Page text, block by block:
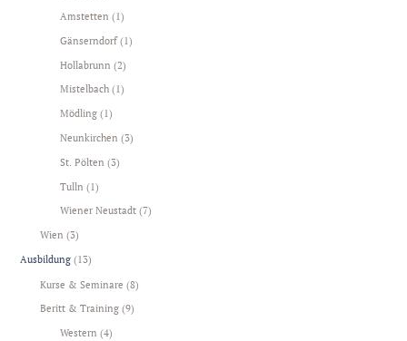
Amstetten (1)
Gänserndorf(1)
Hollabrunn (2)
Mistelbach (1)
Mödling (1)
Neunkirchen (3)
St. Pölten (3)
Tulln (1)
Wiener Neustadt (7)
Wien (3)
Ausbildung (13)
Kurse & Seminare (8)
Beritt & Training (9)
Western (4)